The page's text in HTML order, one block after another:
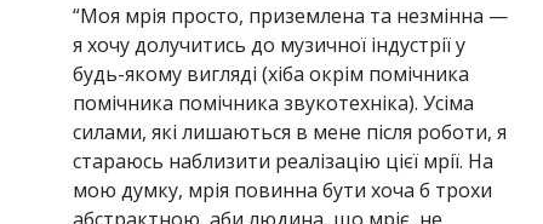
“Моя мрія просто, приземлена та незмінна —
я хочу долучитись до музичної індустрії у
будь-якому вигляді (хіба окрім помічника
помічника помічника звукотехніка). Усіма
силами, які лишаються в мене після роботи, я
стараюсь наблизити реалізацію цієї мрії. На
мою думку, мрія повинна бути хоча б трохи